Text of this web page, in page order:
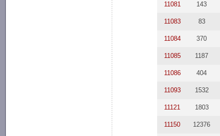
11081 143
11083 83
11084 370
11085 1187
11086 404
11093 1532
11121 1803
11150 12376